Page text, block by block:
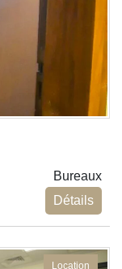
Bureaux
Détails
Location